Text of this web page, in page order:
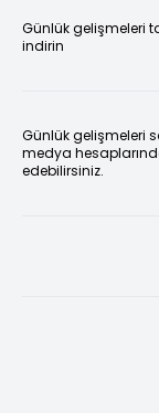
Günlük gelişmeleri
indirin
Günlük gelişmeleri
medya
edebilirsiniz.